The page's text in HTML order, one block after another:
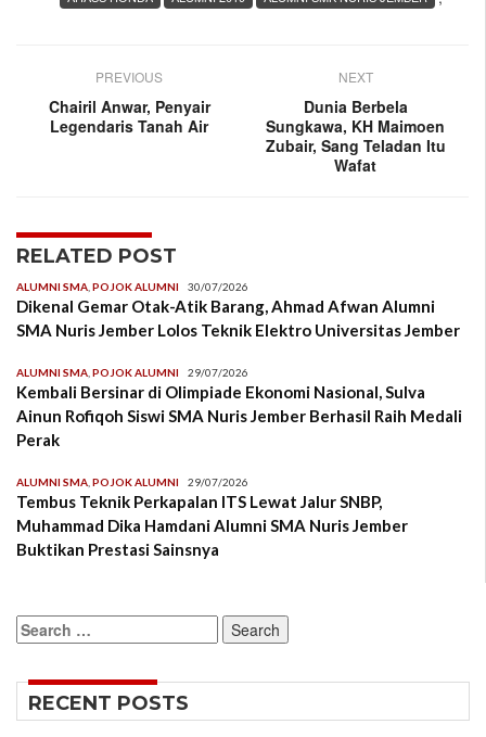
PREVIOUS
Chairil Anwar, Penyair
Legendaris Tanah Air
NEXT
Dunia Berbela
Sungkawa, KH Maimoen
Zubair, Sang Teladan Itu
Wafat
RELATED POST
ALUMNI SMA POJOK ALUMNI 30/07/2026
Dikenal Gemar Otak-Atik Barang, Ahmad Afwan Alumni
SMA Nuris Jember Lolos Teknik Elektro Universitas Jember
ALUMNI SMA POJOK ALUMNI 29/07/2026
Kembali Bersinar di Olimpiade Ekonomi Nasional, Sulva
Ainun Rofiqoh Siswi SMA Nuris Jember Berhasil Raih Medali
Perak
ALUMNI SMA POJOK ALUMNI 29/07/2026
Tembus Teknik Perkapalan ITS Lewat Jalur SNBP,
Muhammad Dika Hamdani Alumni SMA Nuris Jember
Buktikan Prestasi Sainsnya
Search
for:
RECENT POSTS